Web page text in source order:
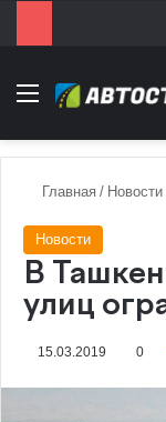
Menu
Главная / Новости
Новости
В
улиц
15.03.2019 0